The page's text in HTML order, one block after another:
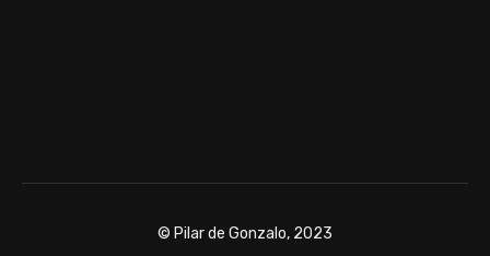
© Pilar de Gonzalo, 2023